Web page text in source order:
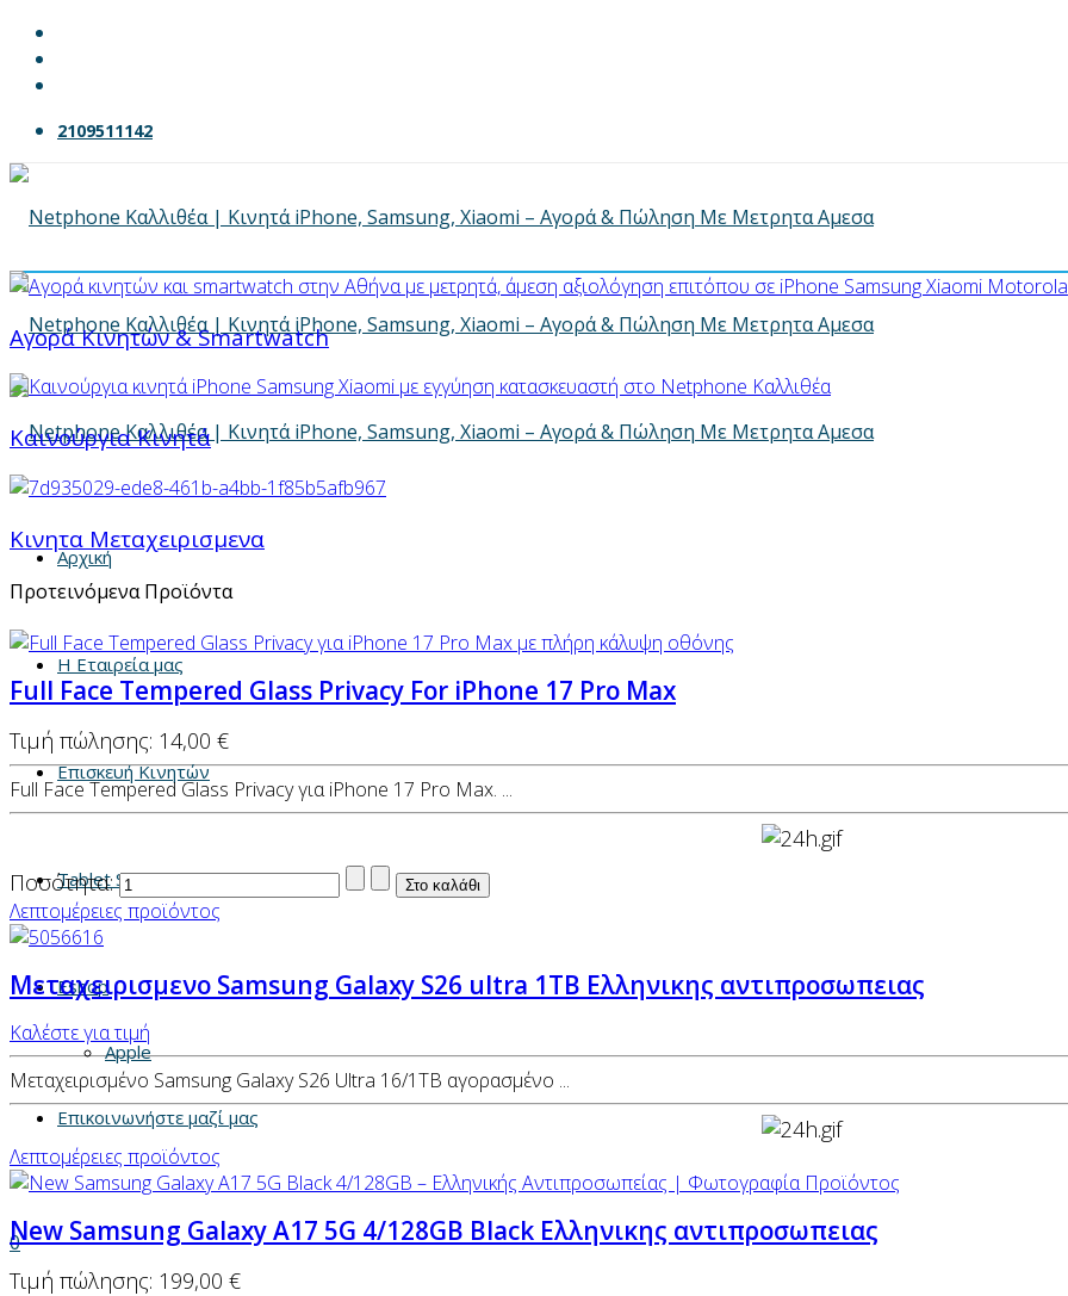
2109511142
Αρχική
Η Εταιρεία μας
Επισκευή Κινητών
Tablet Service
Eshop
Apple
Επικοινωνήστε μαζί μας
0
Αγορά Κινητών & Smartwatch
Καινούργια Κινητά
Κινητα Μεταχειρισμενα
Προτεινόμενα Προϊόντα
Full Face Tempered Glass Privacy For iPhone 17 Pro Max
Τιμή πώλησης: 14,00 €
Full Face Tempered Glass Privacy για iPhone 17 Pro Max. ...
Ποσότητα:
Λεπτομέρειες προϊόντος
Μεταχειρισμενο Samsung Galaxy S26 ultra 1TB Ελληνικης αντιπροσωπειας
Καλέστε για τιμή
Μεταχειρισμένο Samsung Galaxy S26 Ultra 16/1TB αγορασμένο ...
Λεπτομέρειες προϊόντος
New Samsung Galaxy Α17 5G 4/128GB Black Ελληνικης αντιπροσωπειας
Τιμή πώλησης: 199,00 €